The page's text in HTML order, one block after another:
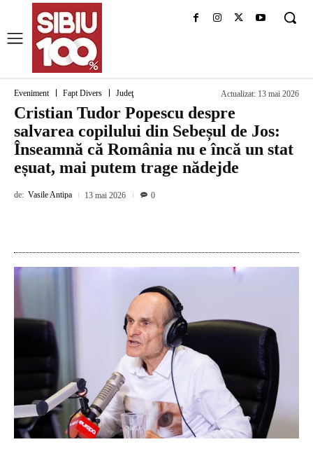
Eveniment Fapt Divers Judeţ Actualizat: 13 mai 2026
Cristian Tudor Popescu despre
salvarea copilului din Sebeșul de Jos:
Înseamnă că România nu e încă un stat
eșuat, mai putem trage nădejde
de: Vasile Antipa 13 mai 2026 0